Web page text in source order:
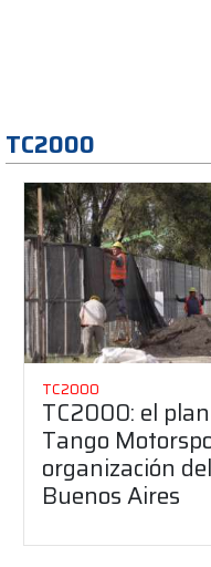
TC2000
TC2000
TC2000: el
Tango
organización
Buenos Aires